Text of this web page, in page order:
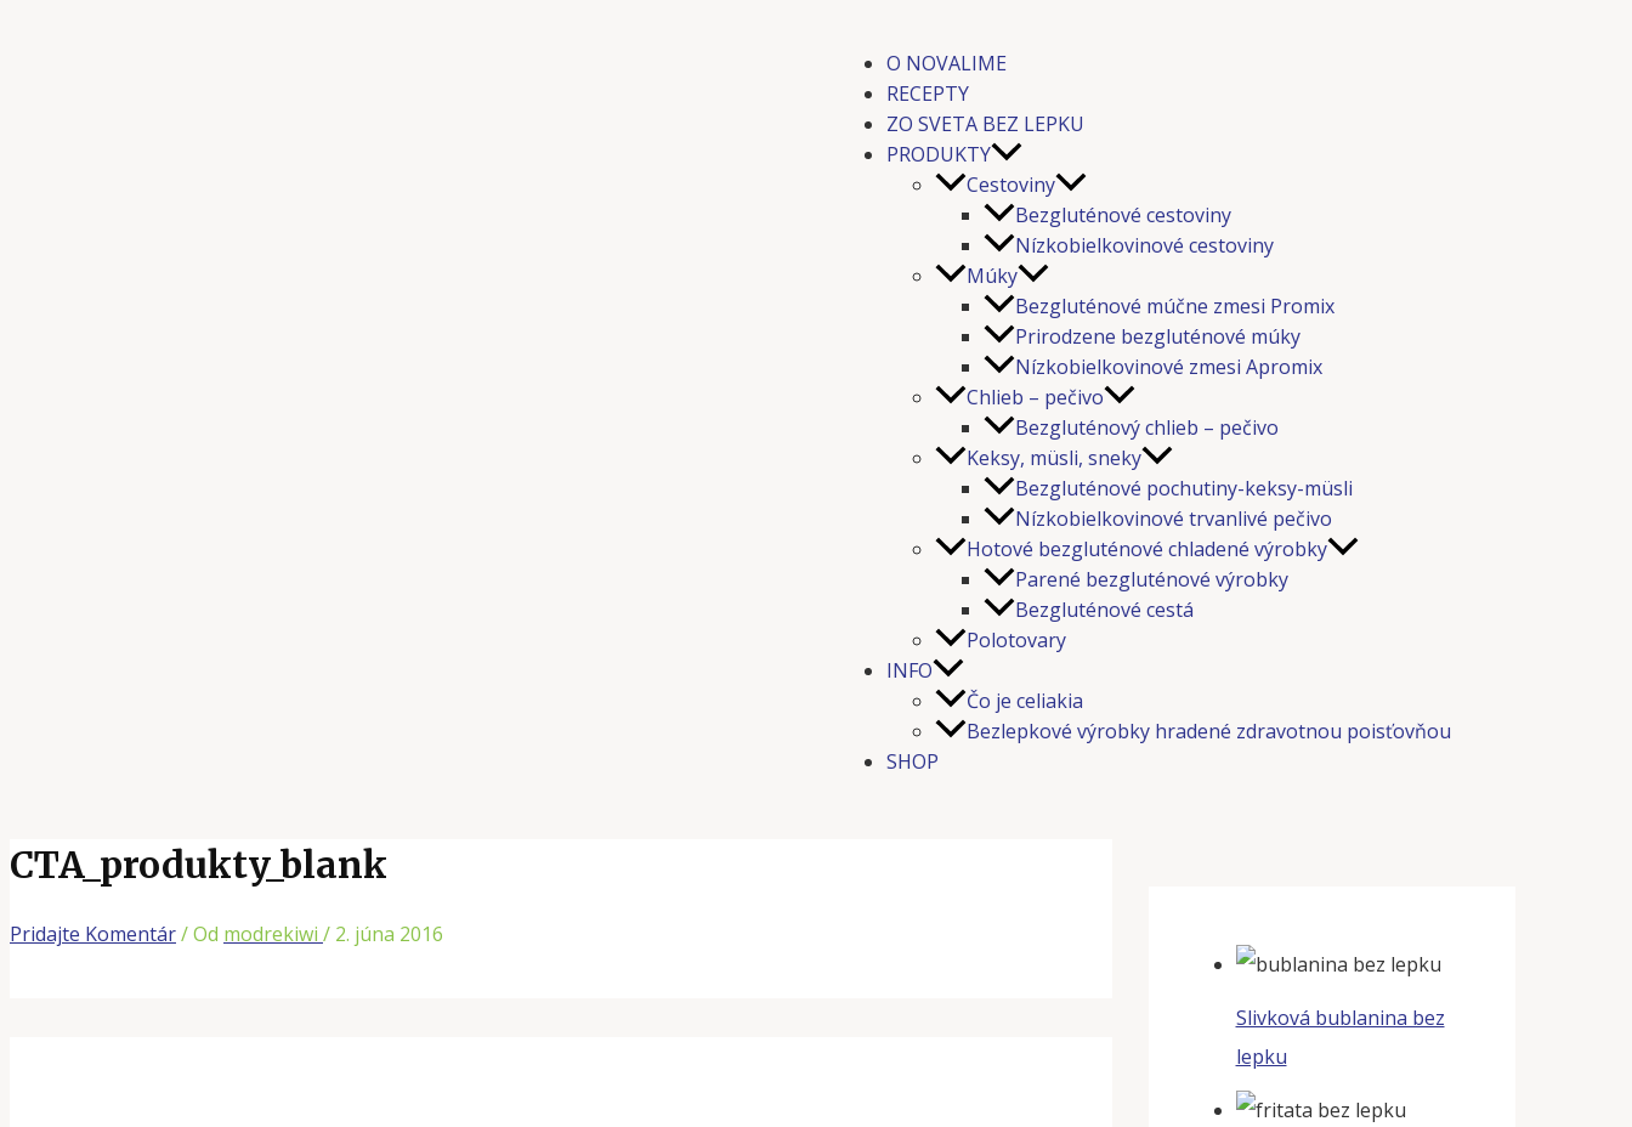
O NOVALIME
RECEPTY
ZO SVETA BEZ LEPKU
PRODUKTY
Cestoviny
Bezgluténové cestoviny
Nízkobielkovinové cestoviny
Múky
Bezgluténové múčne zmesi Promix
Prirodzene bezgluténové múky
Nízkobielkovinové zmesi Apromix
Chlieb – pečivo
Bezgluténový chlieb – pečivo
Keksy, müsli, sneky
Bezgluténové pochutiny-keksy-müsli
Nízkobielkovinové trvanlivé pečivo
Hotové bezgluténové chladené výrobky
Parené bezgluténové výrobky
Bezgluténové cestá
Polotovary
INFO
Čo je celiakia
Bezlepkové výrobky hradené zdravotnou poisťovňou
SHOP
CTA_produkty_blank
Pridajte Komentár/ Od modrekiwi / 2. júna 2016
Slivková bublanina bez
lepku